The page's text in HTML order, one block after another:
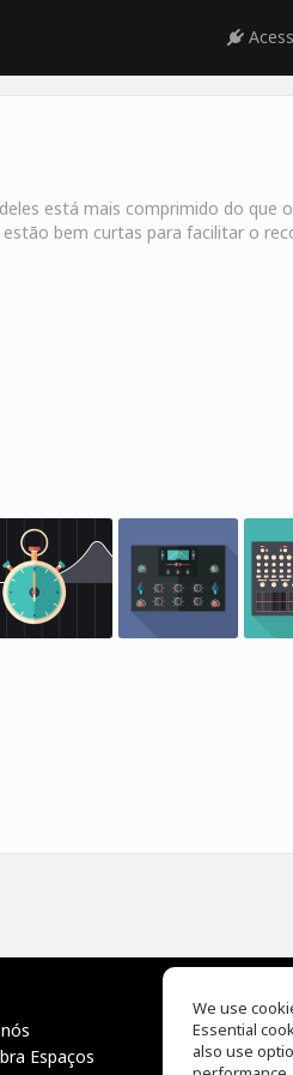
está mais comprimido do que
bem curtas para facilitar o
Espaços
EQ Ear
Drum
We use
Essential
also use